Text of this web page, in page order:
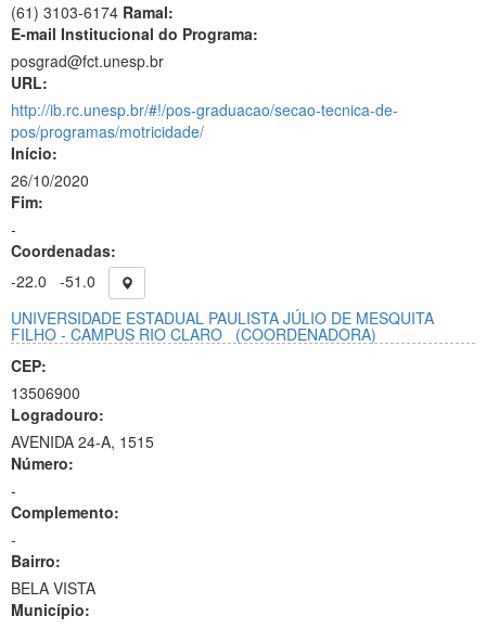
(61) 3103-6174 Ramal:
E-mail Institucional do Programa:
posgrad@fct.unesp.br
URL:
http://ib.rc.unesp.br/#!/pos-graduacao/secao-tecnica-de-
pos/programas/motricidade/
Início:
26/10/2020
Fim:
-
Coordenadas:
-22.0
-51.0
UNIVERSIDADE ESTADUAL PAULISTA JÚLIO DE MESQUITA
FILHO - CAMPUS RIO CLARO
(COORDENADORA)
CEP:
13506900
Logradouro:
AVENIDA 24-A, 1515
Número:
-
Complemento:
-
Bairro:
BELA VISTA
Município: